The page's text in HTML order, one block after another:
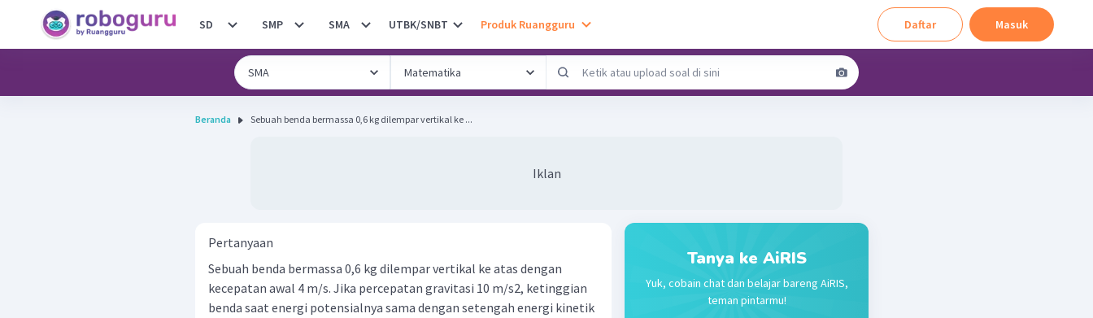
SD SMP SMA UTBK/SNBT Produk Ruangguru Daftar Masuk
Beranda Sebuah benda bermassa 0,6 kg dilempar vertikal ke ...
Iklan
Pertanyaan
Sebuah benda bermassa 0,6 kg dilempar vertikal ke atas dengan
kecepatan awal 4 m/s. Jika percepatan gravitasi 10 m/s2, ketinggian
benda saat energi potensialnya sama dengan setengah energi kinetik
Tanya ke AiRIS
Yuk, cobain chat dan belajar bareng AiRIS,
teman pintarmu!